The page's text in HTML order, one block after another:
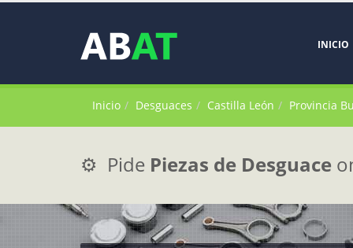
INICIO
Inicio Desguaces Castilla León Provincia
⚙️ Pide Piezas de Desguace